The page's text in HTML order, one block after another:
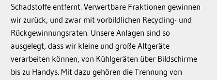
Schadstoffe entfernt. Verwertbare Fraktionen gewinnen
wir zurück, und zwar mit vorbildlichen Recycling- und
Rückgewinnungsraten. Unsere Anlagen sind so
ausgelegt, dass wir kleine und große Altgeräte
verarbeiten können, von Kühlgeräten über Bildschirme
bis zu Handys. Mit dazu gehören die Trennung von